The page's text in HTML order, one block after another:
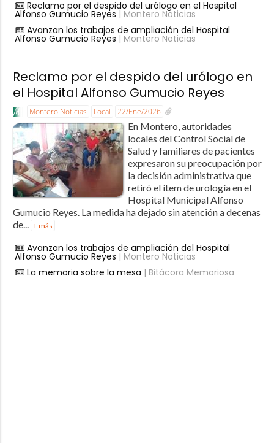
Reclamo por el despido del urólogo en el Hospital
Alfonso Gumucio Reyes | Montero Noticias
Avanzan los trabajos de ampliación del Hospital
Alfonso Gumucio Reyes | Montero Noticias
Reclamo por el despido del urólogo en
el Hospital Alfonso Gumucio Reyes
Montero Noticias Local 22/Ene/2026
En Montero, autoridades
locales del Control Social de
Salud y familiares de pacientes
expresaron su preocupación por
la decisión administrativa que
retiró el ítem de urología en el
Hospital Municipal Alfonso
Gumucio Reyes. La medida ha dejado sin atención a decenas
de... + más
Avanzan los trabajos de ampliación del Hospital
Alfonso Gumucio Reyes | Montero Noticias
La memoria sobre la mesa | Bitácora Memoriosa